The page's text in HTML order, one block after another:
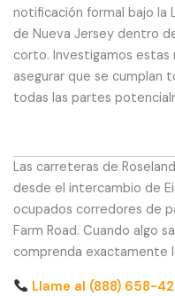
notificación formal bajo la
de Nueva Jersey dentro
corto. Investigamos estas
asegurar que se cumplan
todas las partes
Las carreteras de
desde el intercambio de
ocupados corredores de
Farm Road. Cuando algo
comprenda exactamente
Llame al (888) 658-